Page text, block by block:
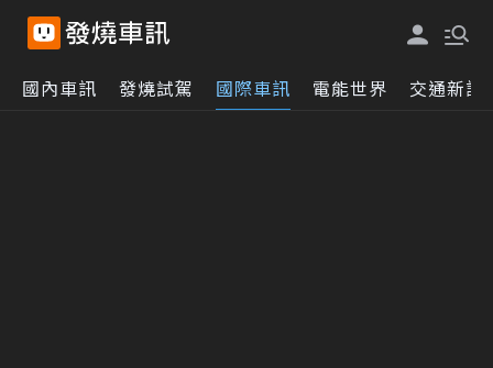
國內車訊 發燒試駕 國際車訊 電能世界 交通新訊